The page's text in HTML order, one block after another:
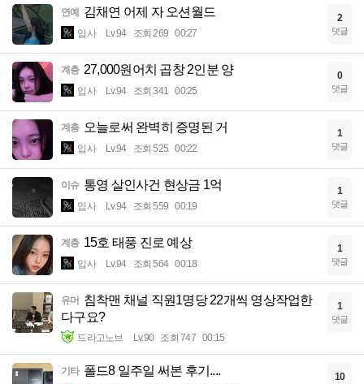
연예 김채연 어제 자 오션월드
입사 Lv.94 조회 269 00:27
2
댓글
계층 27,000원어치 곱창 2인분 양
입사 Lv.94 조회 341 00:25
0
댓글
계층 오늘로써 완벽히 증명된 거
입사 Lv.94 조회 525 00:22
1
댓글
이슈 통영 살인사건 현상금 1억
입사 Lv.94 조회 559 00:19
1
댓글
계층 15호 태풍 진로 예상
입사 Lv.94 조회 564 00:18
1
댓글
유머 침착맨 채널 직원1명당 22개씩 영상작업한
다구요?
드라고노브 Lv.90 조회 747 00:15
1
댓글
기타 폴드8 일주일 써본 후기.... 10